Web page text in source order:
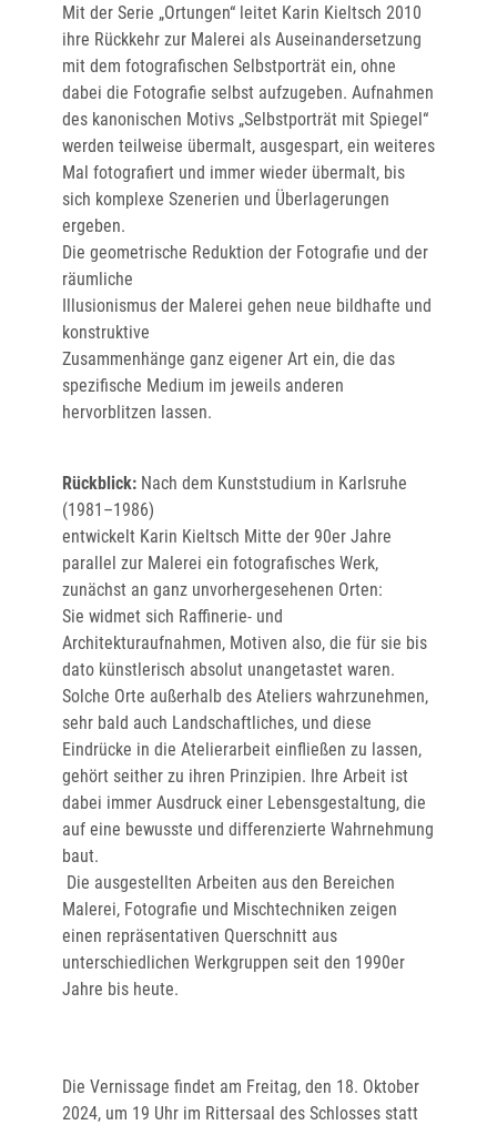
Mit der Serie „Ortungen“ leitet Karin Kieltsch 2010
ihre Rückkehr zur Malerei als Auseinandersetzung
mit dem fotografischen Selbstporträt ein, ohne
dabei die Fotografie selbst aufzugeben. Aufnahmen
des kanonischen Motivs „Selbstporträt mit Spiegel“
werden teilweise übermalt, ausgespart, ein weiteres
Mal fotografiert und immer wieder übermalt, bis
sich komplexe Szenerien und Überlagerungen
ergeben.
Die geometrische Reduktion der Fotografie und der
räumliche
Illusionismus der Malerei gehen neue bildhafte und
konstruktive
Zusammenhänge ganz eigener Art ein, die das
spezifische Medium im jeweils anderen
hervorblitzen lassen.
Rückblick: Nach dem Kunststudium in Karlsruhe
(1981–1986)
entwickelt Karin Kieltsch Mitte der 90er Jahre
parallel zur Malerei ein fotografisches Werk,
zunächst an ganz unvorhergesehenen Orten:
Sie widmet sich Raffinerie- und
Architekturaufnahmen, Motiven also, die für sie bis
dato künstlerisch absolut unangetastet waren.
Solche Orte außerhalb des Ateliers wahrzunehmen,
sehr bald auch Land­schaftliches, und diese
Eindrücke in die Atelierarbeit einfließen zu lassen,
gehört seither zu ihren Prinzipien. Ihre Arbeit ist
dabei immer Ausdruck einer Lebensgestaltung, die
auf eine bewusste und differenzierte Wahrnehmung
baut.
Die ausgestellten Arbeiten aus den Bereichen
Malerei, Fotografie und Mischtechniken zeigen
einen repräsentativen Querschnitt aus
unterschiedlichen Werk­gruppen seit den 1990er
Jahre bis heute.
Die Vernissage findet am Freitag, den 18. Oktober
2024, um 19 Uhr im Rittersaal des Schlosses statt